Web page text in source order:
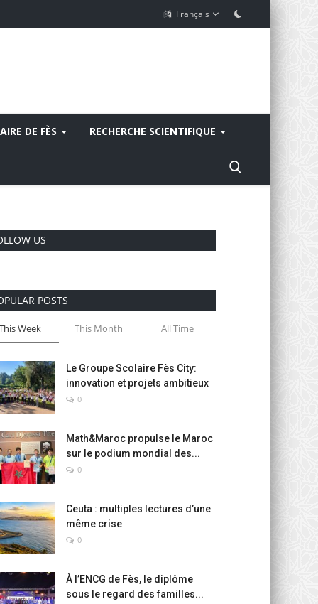
Français
DE FÈS RECHERCHE SCIENTIFIQUE
US
POSTS
Week This Month All Time
Le Groupe Scolaire Fès City:
innovation et projets ambitieux
0
Math&Maroc propulse le Maroc
sur le podium mondial des...
0
Ceuta : multiples lectures d’une
même crise
0
À l’ENCG de Fès, le diplôme
sous le regard des familles...